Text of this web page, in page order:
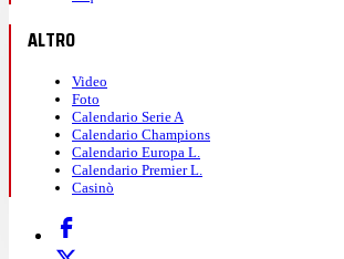
ALTRO
Video
Foto
Calendario Serie A
Calendario Champions
Calendario Europa L.
Calendario Premier L.
Casinò